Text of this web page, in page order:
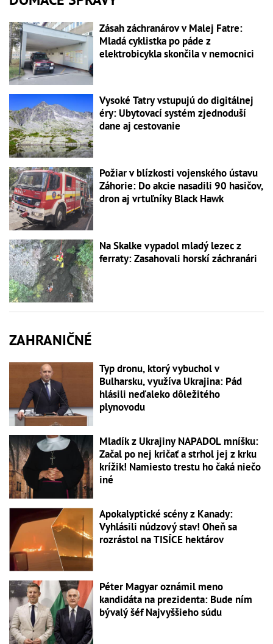
Zásah záchranárov v Malej Fatre:
Mladá cyklistka po páde z
elektrobicykla skončila v nemocnici
Vysoké Tatry vstupujú do digitálnej
éry: Ubytovací systém zjednoduší
dane aj cestovanie
Požiar v blízkosti vojenského ústavu
Záhorie: Do akcie nasadili 90 hasičov,
dron aj vrtuľníky Black Hawk
Na Skalke vypadol mladý lezec z
ferraty: Zasahovali horskí záchranári
ZAHRANIČNÉ
Typ dronu, ktorý vybuchol v
Bulharsku, využíva Ukrajina: Pád
hlásili neďaleko dôležitého
plynovodu
Mladík z Ukrajiny NAPADOL mníšku:
Začal po nej kričať a strhol jej z krku
krížik! Namiesto trestu ho čaká niečo
iné
Apokalyptické scény z Kanady:
Vyhlásili núdzový stav! Oheň sa
rozrástol na TISÍCE hektárov
Péter Magyar oznámil meno
kandidáta na prezidenta: Bude ním
bývalý šéf Najvyššieho súdu